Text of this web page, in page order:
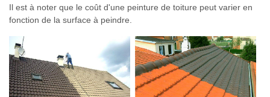
Il est à noter que le coût d'une peinture de toiture peut varier en
fonction de la surface à peindre.